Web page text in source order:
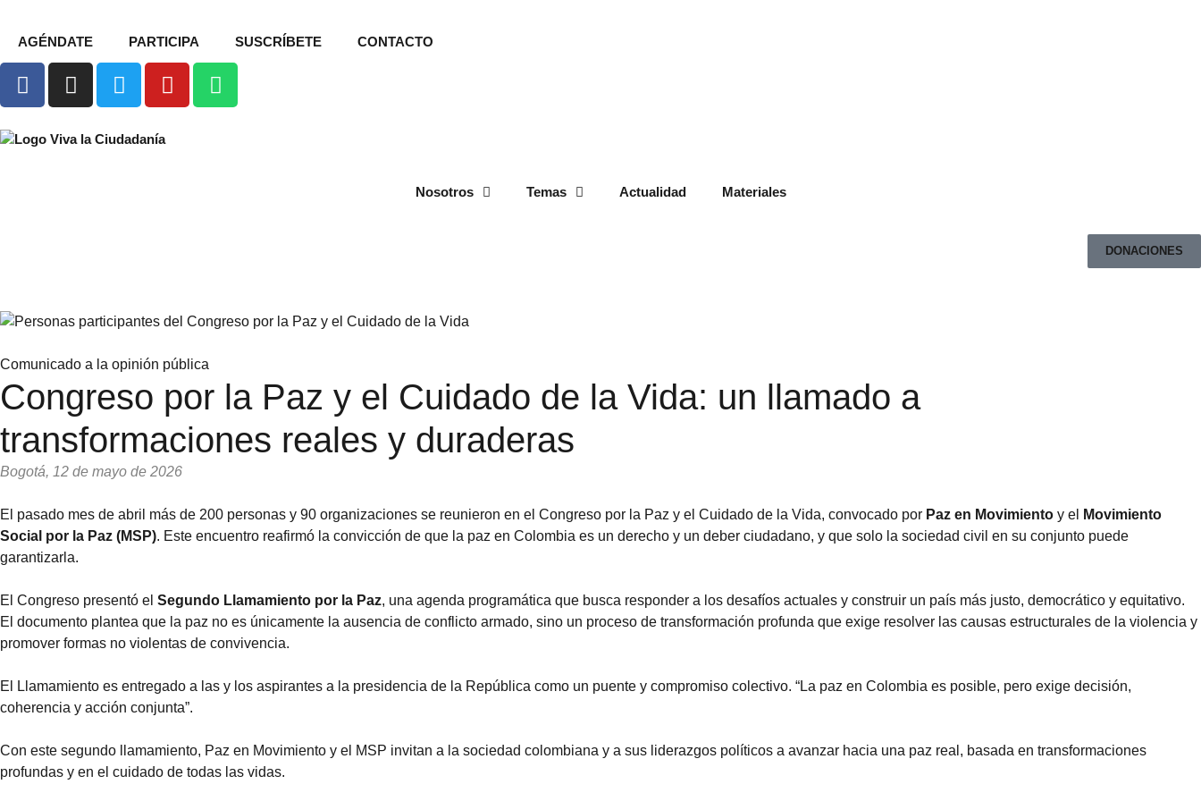
AGÉNDATE PARTICIPA SUSCRÍBETE CONTACTO
Nosotros Temas Actualidad Materiales
DONACIONES
Comunicado a la opinión pública
Congreso por la Paz y el Cuidado de la Vida: un llamado a
transformaciones reales y duraderas
Bogotá, 12 de mayo de 2026
El pasado mes de abril más de 200 personas y 90 organizaciones se reunieron en el Congreso por la Paz y el Cuidado de la Vida, convocado por Paz en Movimiento y el
Movimiento
Social por la Paz (MSP). Este encuentro reafirmó la convicción de que la paz en Colombia es un derecho y un deber ciudadano, y que solo la sociedad civil en su conjunto puede
garantizarla.
El Congreso presentó el Segundo Llamamiento por la Paz, una agenda programática que busca responder a los desafíos actuales y construir un país más justo, democrático y equitativo.
El documento plantea que la paz no es únicamente la ausencia de conflicto armado, sino un proceso de transformación profunda que exige resolver las causas estructurales de la violencia y
promover formas no violentas de convivencia.
El Llamamiento es entregado a las y los aspirantes a la presidencia de la República como un puente y compromiso colectivo. “La paz en Colombia es posible, pero exige decisión,
coherencia y acción conjunta”.
Con este segundo llamamiento, Paz en Movimiento y el MSP invitan a la sociedad colombiana y a sus liderazgos políticos a avanzar hacia una paz real, basada en transformaciones
profundas y en el cuidado de todas las vidas.